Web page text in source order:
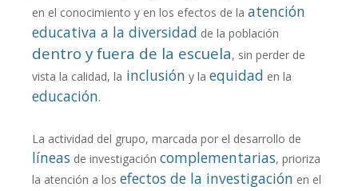
en el conocimiento y en los efectos de la atención
educativa a la diversidad de la población
dentro y fuera de la escuela, sin perder de
vista la calidad, la inclusión y la equidad en la
educación.
La actividad del grupo, marcada por el desarrollo de
líneas de investigación complementarias, prioriza
la atención a los efectos de la investigación en el